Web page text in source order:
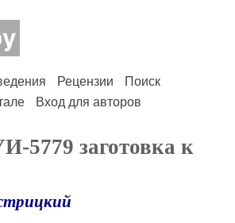
Рецензии
Поиск
Вход для авторов
5779 заготовка к